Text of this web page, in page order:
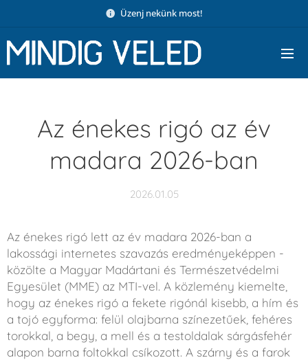
Üzenj nekünk most!
Az énekes rigó az év
madara 2026-ban
2026.01.05
Az énekes rigó lett az év madara 2026-ban a
lakossági internetes szavazás eredményeképpen -
közölte a Magyar Madártani és Természetvédelmi
Egyesület (MME) az MTI-vel. A közlemény kiemelte,
hogy az énekes rigó a fekete rigónál kisebb, a hím és
a tojó egyforma: felül olajbarna színezetűek, fehéres
torokkal, a begy, a mell és a testoldalak sárgásfehér
alapon barna foltokkal csíkozott. A szárny és a farok